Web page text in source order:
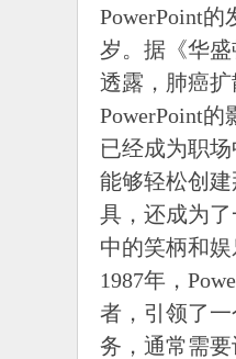
PowerPoint
岁。据《华盛
透露，肺癌扩
PowerPoint
已经成为职
能够轻松创
具，还成为
中的笑柄和娱
1987年，
者，引领了
务，通常需